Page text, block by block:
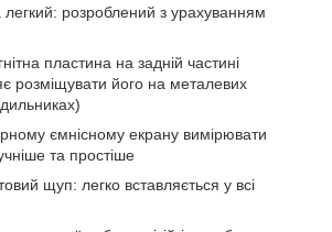
легкий: розроблений з урахуванням
пластина на задній частині
розміщувати його на металевих
ємнісному екрану вимірювати
та простіше
щуп: легко вставляється у всі